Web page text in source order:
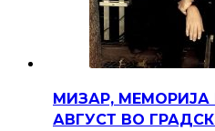
МИЗАР, МЕМОРИЈА
АВГУСТ ВО